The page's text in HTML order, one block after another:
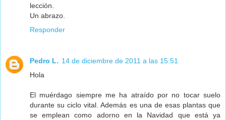
lección.
Un abrazo.
Responder
Pedro L. 14 de diciembre de 2011 a las 15:51
Hola
El muérdago siempre me ha atraído por no tocar suelo
durante su ciclo vital. Además es una de esas plantas que
se emplean como adorno en la Navidad que está ya